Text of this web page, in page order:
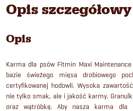
Opis
Opis
Karma dla psów Fitmin Maxi
bazie świeżego mięsa drobiowego
certyfikowanej hodowli. Wysoka
nie tylko smak, ale i jakość karmy.
oraz wątróbkę. Aby nasza karma dla